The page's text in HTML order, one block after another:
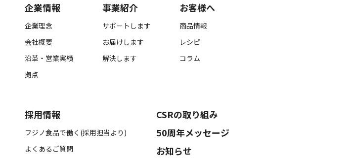
企業情報
企業理念
会社概要
沿革・営業実績
拠点
事業紹介
サポートします
お届けします
解決します
お客様へ
商品情報
レシピ
コラム
採用情報
フジノ食品で働く(採用担当より)
よくあるご質問
CSRの取り組み
50周年メッセージ
お知らせ